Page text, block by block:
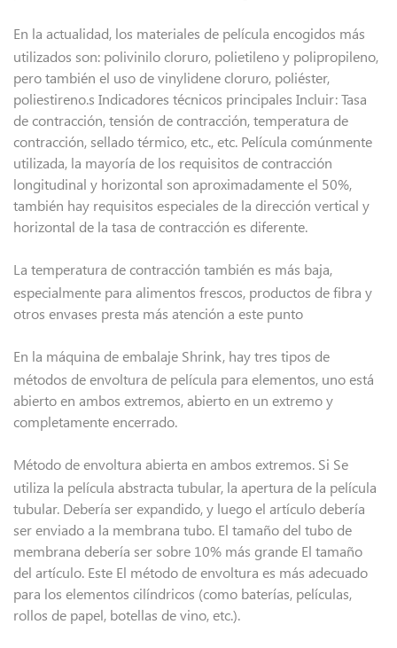
En la actualidad, los materiales de película encogidos más
utilizados son: polivinilo cloruro, polietileno y polipropileno,
pero también el uso de vinylidene cloruro, poliéster,
poliestireno.s Indicadores técnicos principales Incluir: Tasa
de contracción, tensión de contracción, temperatura de
contracción, sellado térmico, etc., etc. Película comúnmente
utilizada, la mayoría de los requisitos de contracción
longitudinal y horizontal son aproximadamente el 50%,
también hay requisitos especiales de la dirección vertical y
horizontal de la tasa de contracción es diferente.
La temperatura de contracción también es más baja,
especialmente para alimentos frescos, productos de fibra y
otros envases presta más atención a este punto
En la máquina de embalaje Shrink, hay tres tipos de
métodos de envoltura de película para elementos, uno está
abierto en ambos extremos, abierto en un extremo y
completamente encerrado.
Método de envoltura abierta en ambos extremos. Si Se
utiliza la película abstracta tubular, la apertura de la película
tubular. Debería ser expandido, y luego el artículo debería
ser enviado a la membrana tubo. El tamaño del tubo de
membrana debería ser sobre 10% más grande El tamaño
del artículo. Este El método de envoltura es más adecuado
para los elementos cilíndricos (como baterías, películas,
rollos de papel, botellas de vino, etc.).